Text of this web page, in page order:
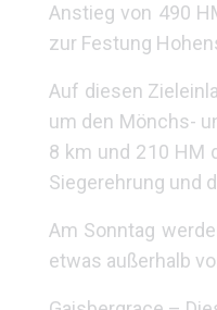
Anstieg von 490
zur Festung
Auf diesen
um den Mönchs-
8 km und 210 HM
Siegerehrung und
Am Sonntag
etwas außerhalb